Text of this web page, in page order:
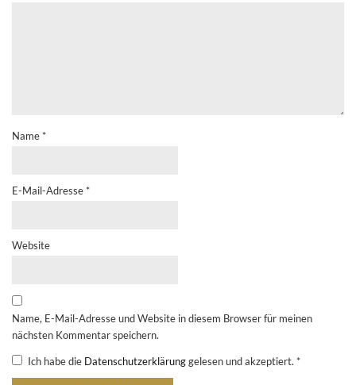
Name *
E-Mail-Adresse *
Website
Name, E-Mail-Adresse und Website in diesem Browser für meinen
nächsten Kommentar speichern.
Ich habe die Datenschutzerklärunggelesen und akzeptiert. *